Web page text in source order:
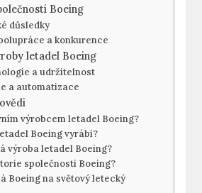
⁣Boeing
důsledky
a konkurence
letadel Boeing
⁣a‌ udržitelnost
a automatizace
výrobcem letadel‍ Boeing?
Boeing ‌vyrábí?
výroba letadel Boeing?
společnosti Boeing?
Boeing na světový ⁤letecký⁤